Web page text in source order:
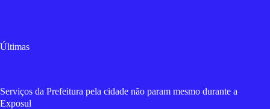
Últimas
Serviços da Prefeitura pela cidade não param mesmo durante a
Exposul